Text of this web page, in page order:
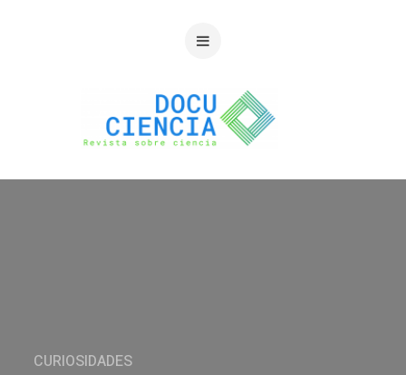
CURIOSIDADES